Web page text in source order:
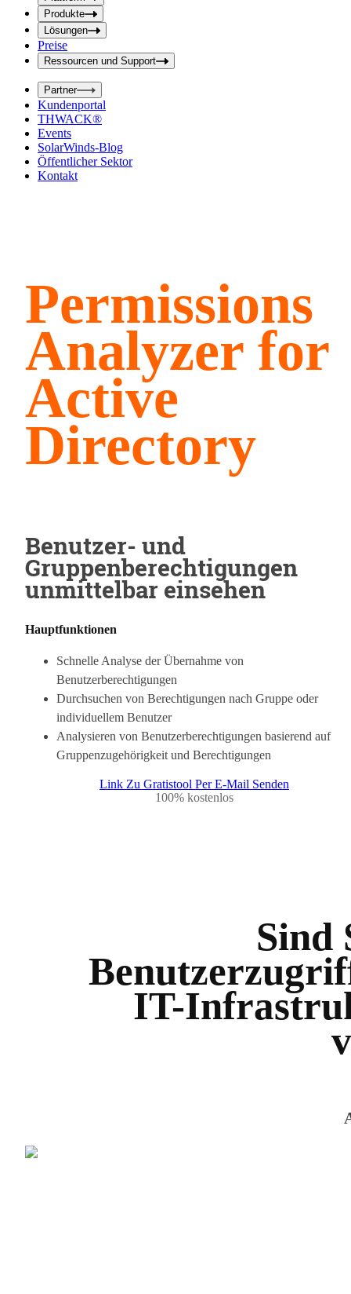
f
e
l
d
e
i
n
g
a
b
e
Produkte
Lösungen
Preise
Ressourcen und Support
Partner
Kundenportal
THWACK®
Events
SolarWinds-Blog
Öffentlicher Sektor
Kontakt
Permissions
Analyzer for
Active
Directory
Benutzer- und
Gruppenberechtigungen
unmittelbar einsehen
Hauptfunktionen
Schnelle Analyse der Übernahme von
Benutzerberechtigungen
Durchsuchen von Berechtigungen nach Gruppe oder
individuellem Benutzer
Analysieren von Benutzerberechtigungen basierend auf
Gruppenzugehörigkeit und Berechtigungen
Link Zu Gratistool Per E-Mail Senden
100% kostenlos
Sind
IT-